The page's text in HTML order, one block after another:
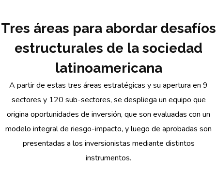
Tres áreas para abordar desafíos
estructurales de la sociedad
latinoamericana
A partir de estas tres áreas estratégicas y su apertura en 9
sectores y 120 sub-sectores, se despliega un equipo que
origina oportunidades de inversión, que son evaluadas con un
modelo integral de riesgo-impacto, y luego de aprobadas son
presentadas a los inversionistas mediante distintos
instrumentos.